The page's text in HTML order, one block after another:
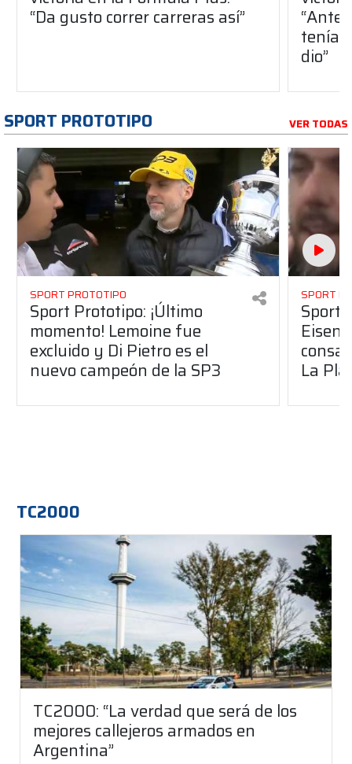
“Da gusto correr carreras así”
dio”
SPORT PROTOTIPO VER TODAS
SPORT PROTOTIPO
Sport Prototipo: ¡Último
momento! Lemoine fue
excluido y Di Pietro es el
nuevo campeón de la SP3
SPORT
Sport
La
TC2000
TC2000: “La verdad que será de los
mejores callejeros armados en
Argentina”